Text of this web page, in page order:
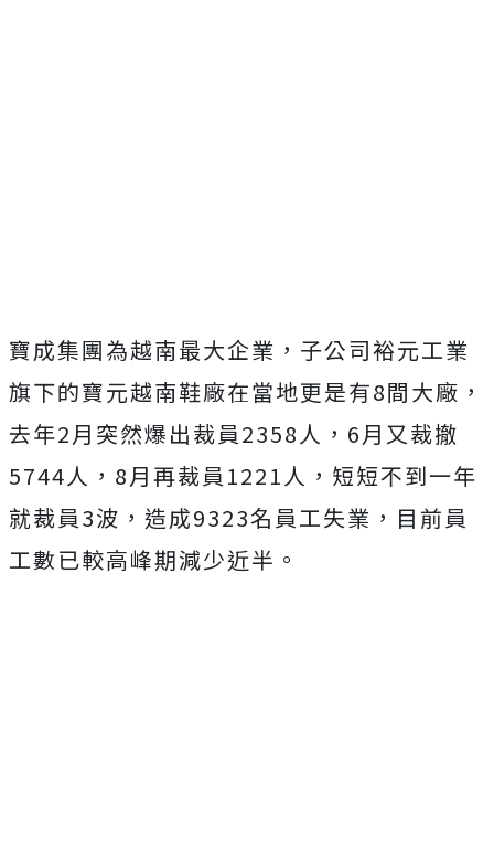
寶成集團為越南最大企業，子公司裕元工業
旗下的寶元越南鞋廠在當地更是有8間大廠，
去年2月突然爆出裁員2358人，6月又裁撤
5744人，8月再裁員1221人，短短不到一年
就裁員3波，造成9323名員工失業，目前員
工數已較高峰期減少近半。